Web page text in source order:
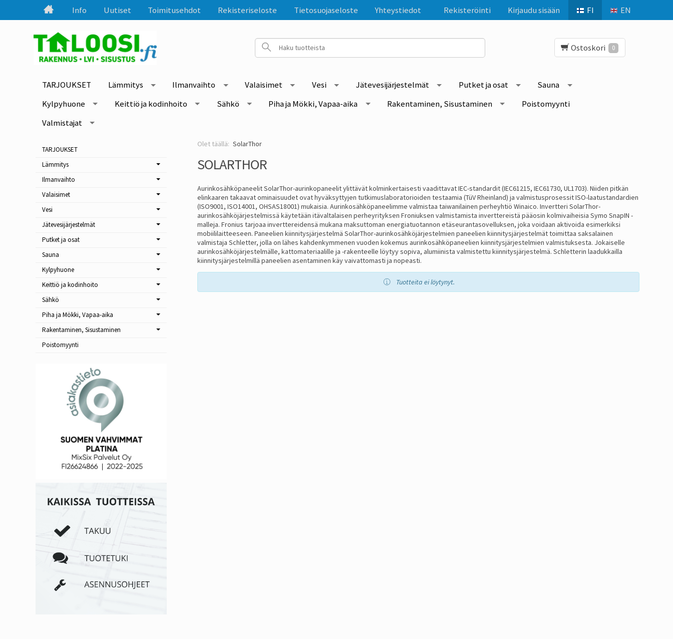
FI EN
Rekisteröinti Kirjaudu sisään
Info Uutiset Toimitusehdot Rekisteriseloste Tietosuojaseloste Yhteystiedot
Ostoskori 0
TARJOUKSET Lämmitys Ilmanvaihto Valaisimet Vesi Jätevesijärjestelmät Putket ja osat
Sauna
Kylpyhuone
Keittiö ja kodinhoito Sähkö Piha ja Mökki, Vapaa-aika Rakentaminen, Sisustaminen
Poistomyynti
Valmistajat
SolarThor
SOLARTHOR
Aurinkosähköpaneelit SolarThor-aurinkopaneelit ylittävät kolminkertaisesti vaadittavat IEC-standardit (IEC61215, IEC61730, UL1703). Niiden pitkän
elinkaaren takaavat ominaisuudet ovat hyväksyttyjen tutkimuslaboratorioiden testaamia (TüV Rheinland) ja valmistusprosessit ISO-laatustandardien
(ISO9001, ISO14001, OHSAS18001) mukaisia. Aurinkosähköpaneelimme valmistaa taiwanilainen perheyhtiö Winaico. Invertteri SolarThor-
aurinkosähköjärjestelmissä käytetään itävaltalaisen perheyrityksen Froniuksen valmistamista inverttereistä pääosin kolmivaiheisia Symo SnapIN -
malleja. Fronius tarjoaa inverttereidensä mukana maksuttoman energiatuotannon etäseurantasovelluksen, joka voidaan aktivoida esimerkiksi
mobiililaitteeseen. Paneelien kiinnitysjärjestelmä SolarThor-aurinkosähköjärjestelmien paneelien kiinnitysjärjestelmät toimittaa saksalainen
valmistaja Schletter, jolla on lähes kahdenkymmenen vuoden kokemus aurinkosähköpaneelien kiinnitysjärjestelmien valmistuksesta. Jokaiselle
aurinkosähköjärjestelmälle, kattomateriaalille ja -rakenteelle löytyy sopiva, alumiinista valmistettu kiinnitysjärjestelmä. Schletterin laadukkailla
kiinnitysjärjestelmillä paneelien asentaminen käy vaivattomasti ja nopeasti.
Tuotteita ei löytynyt.
TARJOUKSET
Lämmitys
Ilmanvaihto
Valaisimet
Vesi
Jätevesijärjestelmät
Putket ja osat
Sauna
Kylpyhuone
Keittiö ja kodinhoito
Sähkö
Piha ja Mökki, Vapaa-aika
Rakentaminen, Sisustaminen
Poistomyynti